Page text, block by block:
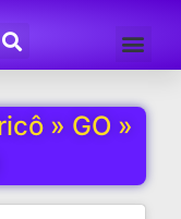
» GO »